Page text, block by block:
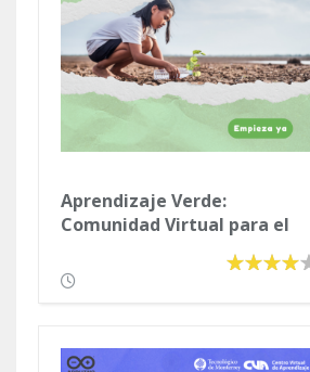
Aprendizaje Verde:
Comunidad Virtual para el
Cuidado del Medio Ambiente.